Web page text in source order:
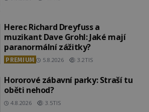
Herec Richard Dreyfuss a
muzikant Dave Grohl: Jaké mají
paranormální zážitky?
PREMIUM 5.8.2026 3.2TIS
Hororové zábavní parky: Straší tu
oběti nehod?
4.8.2026 3.5TIS